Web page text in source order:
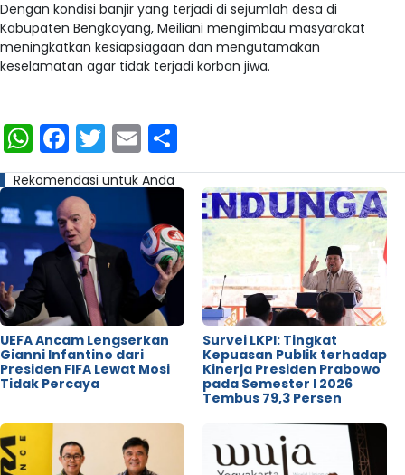
Dengan kondisi banjir yang terjadi di sejumlah desa di
Kabupaten Bengkayang, Meiliani mengimbau masyarakat
meningkatkan kesiapsiagaan dan mengutamakan
keselamatan agar tidak terjadi korban jiwa.
WhatsApp
Facebook
Twitter
Email
Rekomendasi untuk Anda
UEFA Ancam Lengserkan
Gianni Infantino dari
Presiden FIFA Lewat Mosi
Tidak Percaya
Survei LKPI: Tingkat
Kepuasan Publik terhadap
Kinerja Presiden Prabowo
pada Semester I 2026
Tembus 79,3 Persen